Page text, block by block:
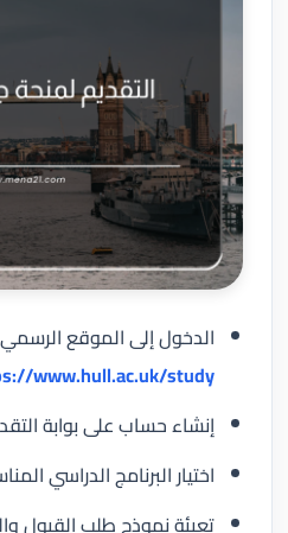
الدخول إلى الموقع
www.hull.ac.uk/study
إنشاء حساب على بوابة
اختيار البرنامج الدراسي
تعبئة نموذج طلب القبول